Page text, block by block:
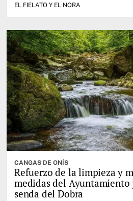
EL FIELATO Y EL NORA
CANGAS DE ONÍS
Refuerzo de la limpieza y
medidas del Ayuntamiento
senda del Dobra